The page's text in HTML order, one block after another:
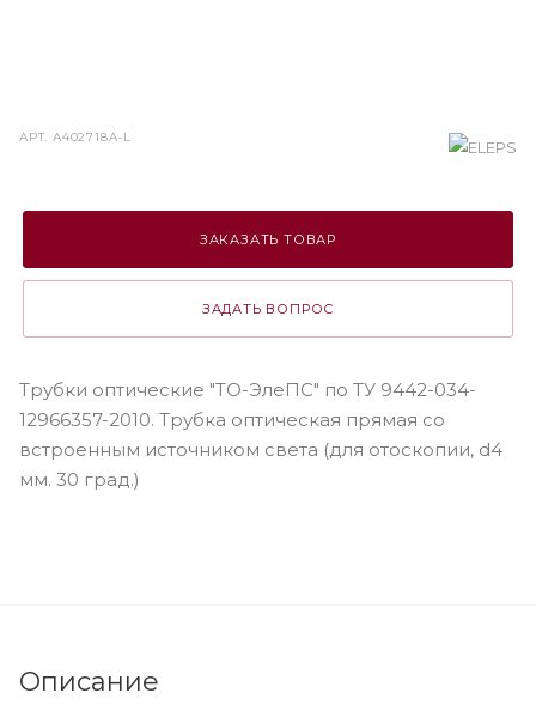
АРТ.А402718A-L
ЗАКАЗАТЬ ТОВАР
ЗАДАТЬ ВОПРОС
Трубки оптические "ТО-ЭлеПС" по ТУ 9442-034-
12966357-2010. Трубка оптическая прямая со
встроенным источником света (для отоскопии, d4
мм. 30 град.)
Описание